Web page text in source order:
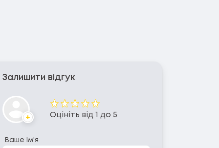
Залишити відгук
Аватар
Оцінка
Оцініть від 1 до 5
Ваше ім'я